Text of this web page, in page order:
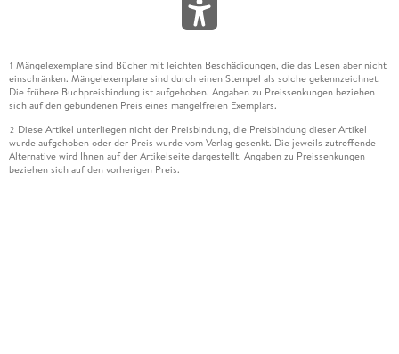
1 Mängelexemplare sind Bücher mit leichten Beschädigungen, die das Lesen aber nicht
einschränken. Mängelexemplare sind durch einen Stempel als solche gekennzeichnet.
Die frühere Buchpreisbindung ist aufgehoben. Angaben zu Preissenkungen beziehen
sich auf den gebundenen Preis eines mangelfreien Exemplars.
2 Diese Artikel unterliegen nicht der Preisbindung, die Preisbindung dieser Artikel
wurde aufgehoben oder der Preis wurde vom Verlag gesenkt. Die jeweils zutreffende
Alternative wird Ihnen auf der Artikelseite dargestellt. Angaben zu Preissenkungen
beziehen sich auf den vorherigen Preis.